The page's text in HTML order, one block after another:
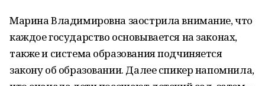
Марина Владимировна заострила внимание, что
каждое государство основывается на законах,
также и система образования подчиняется
закону об образовании. Далее спикер напомнила,